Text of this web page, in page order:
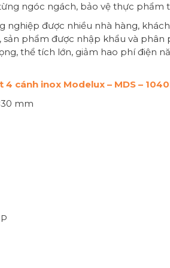
ngóc ngách, bảo vệ thực
được nhiều nhà hàng,
phẩm được nhập khẩu và
thể tích lớn, giảm hao phí điện
4 cánh inox Modelux – MDS –
mm